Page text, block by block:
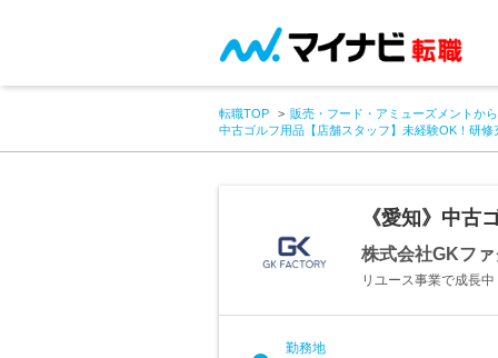
転職TOP
販売・フード・アミューズメントか
中古ゴルフ用品【店舗スタッフ】未経験OK！研修
《愛知》中古
株式会社GKフ
リユース事業で成長
勤務地